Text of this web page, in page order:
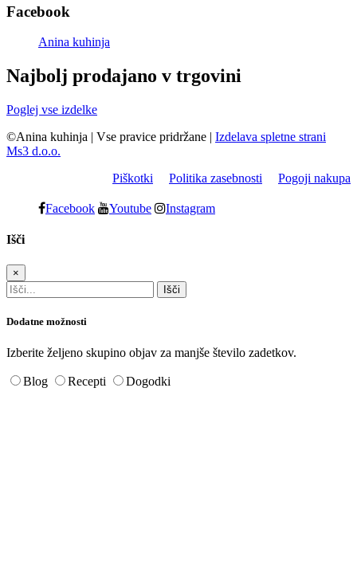
Facebook
Anina kuhinja
Najbolj prodajano v trgovini
Poglej vse izdelke
©Anina kuhinja | Vse pravice pridržane | Izdelava spletne strani
Ms3 d.o.o.
Piškotki
Politika zasebnosti Pogoji nakupa
Facebook Youtube Instagram
Išči
×
Dodatne možnosti
Izberite željeno skupino objav za manjše število zadetkov.
Blog Recepti Dogodki